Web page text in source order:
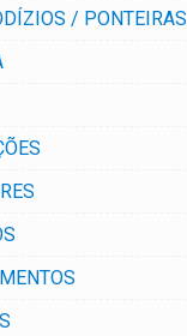
/ PONTEIRAS